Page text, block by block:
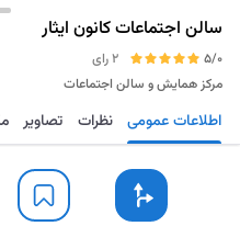
سالن اجتماعات کانون ایثار
5/0
2 رای
مرکز همایش و سالن اجتماعات
مسیریابی ذخیره اطلاعات عمومی نظرات تصاویر